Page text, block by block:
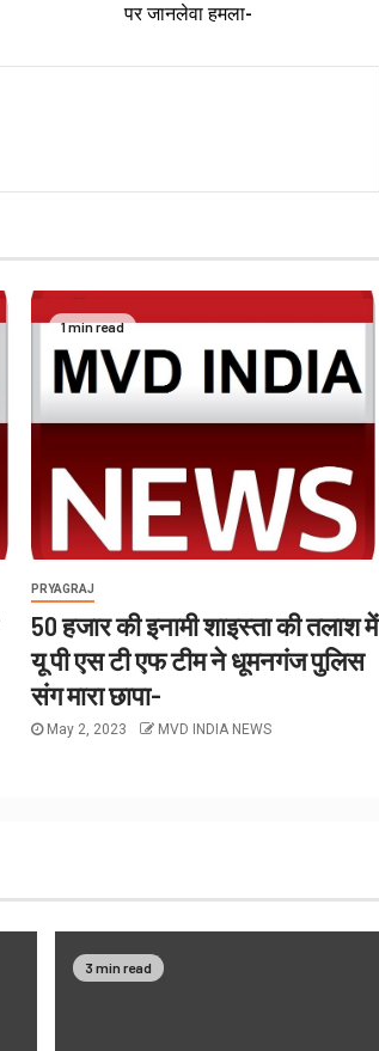
पर जानलेवा हमला-
1 min read
PRYAGRAJ
50 हजार की इनामी शाइस्ता की तलाश में
यू पी एस टी एफ टीम ने धूमनगंज पुलिस
संग मारा छापा-
May 2, 2023 MVD INDIA NEWS
3 min read